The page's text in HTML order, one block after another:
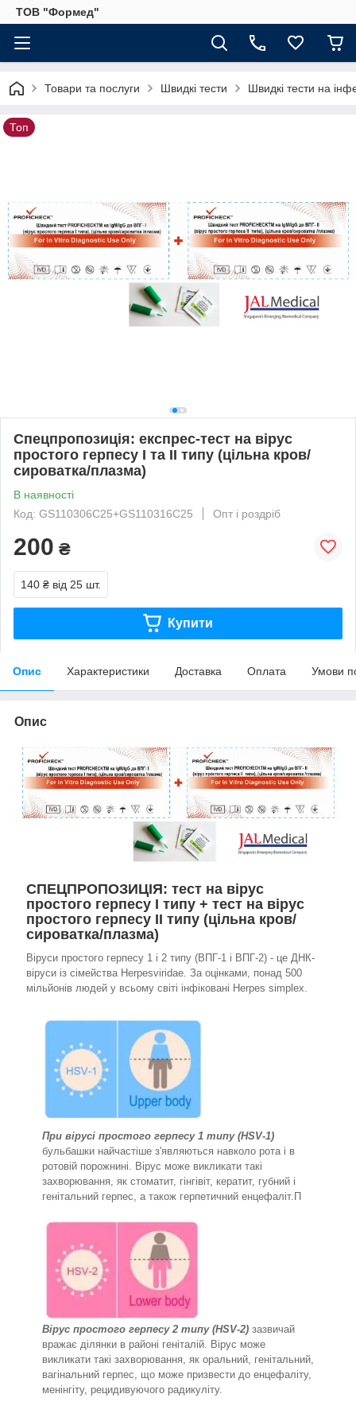
ТОВ "Формед"
Товари та послуги Швидкі тести Швидкі тести на
Топ
Спецпропозиція: експрес-тест на вірус
простого герпесу І та ІІ типу (цільна кров/
сироватка/плазма)
В наявності
Код: GS110306C25+GS110316C25
Опт і роздріб
200 ₴
140 ₴ від 25 шт.
Купити
Опис Характеристики Доставка Оплата Умови
Опис
СПЕЦПРОПОЗИЦІЯ: тест на вірус
простого герпесу І типу + тест на вірус
простого герпесу ІІ типу (цільна кров/
сироватка/плазма)
Віруси простого герпесу 1 і 2 типу (ВПГ-1 і ВПГ-2) - це ДНК-
віруси із сімейства Herpesviridae. За оцінками, понад 500
мільйонів людей у всьому світі інфіковані Herpes simplex.
При вірусі простого герпесу 1 типу (HSV-1)
бульбашки найчастіше з'являються навколо рота і в
ротовій порожнині. Вірус може викликати такі
захворювання, як стоматит, гінгівіт, кератит, губний і
генітальний герпес, а також герпетичний енцефаліт.П
Вірус простого герпесу 2 типу (HSV-2) зазвичай
вражає ділянки в районі геніталій. Вірус може
викликати такі захворювання, як оральний, генітальний,
вагінальний герпес, що може призвести до енцефаліту,
менінгіту, рецидивуючого радикуліту.